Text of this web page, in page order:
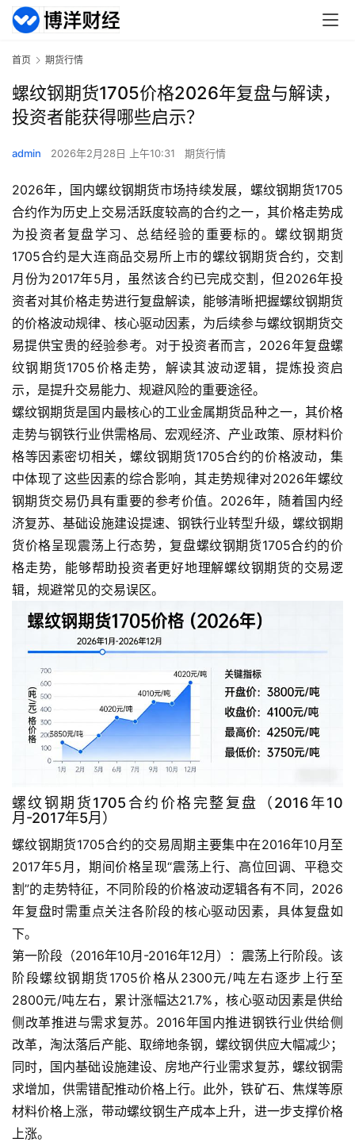
首页 期货行情
螺纹钢期货1705价格2026年复盘与解读，
投资者能获得哪些启示？
admin 2026年2月28日 上午10:31 期货行情
2026年，国内螺纹钢期货市场持续发展，螺纹钢期货1705
合约作为历史上交易活跃度较高的合约之一，其价格走势成
为投资者复盘学习、总结经验的重要标的。螺纹钢期货
1705合约是大连商品交易所上市的螺纹钢期货合约，交割
月份为2017年5月，虽然该合约已完成交割，但2026年投
资者对其价格走势进行复盘解读，能够清晰把握螺纹钢期货
的价格波动规律、核心驱动因素，为后续参与螺纹钢期货交
易提供宝贵的经验参考。对于投资者而言，2026年复盘螺
纹钢期货1705价格走势，解读其波动逻辑，提炼投资启
示，是提升交易能力、规避风险的重要途径。
螺纹钢期货是国内最核心的工业金属期货品种之一，其价格
走势与钢铁行业供需格局、宏观经济、产业政策、原材料价
格等因素密切相关，螺纹钢期货1705合约的价格波动，集
中体现了这些因素的综合影响，其走势规律对2026年螺纹
钢期货交易仍具有重要的参考价值。2026年，随着国内经
济复苏、基础设施建设提速、钢铁行业转型升级，螺纹钢期
货价格呈现震荡上行态势，复盘螺纹钢期货1705合约的价
格走势，能够帮助投资者更好地理解螺纹钢期货的交易逻
辑，规避常见的交易误区。
螺纹钢期货1705合约价格完整复盘（2016年10
月-2017年5月）
螺纹钢期货1705合约的交易周期主要集中在2016年10月至
2017年5月，期间价格呈现“震荡上行、高位回调、平稳交
割”的走势特征，不同阶段的价格波动逻辑各有不同，2026
年复盘时需重点关注各阶段的核心驱动因素，具体复盘如
下。
第一阶段（2016年10月-2016年12月）：震荡上行阶段。该
阶段螺纹钢期货1705价格从2300元/吨左右逐步上行至
2800元/吨左右，累计涨幅达21.7%，核心驱动因素是供给
侧改革推进与需求复苏。2016年国内推进钢铁行业供给侧
改革，淘汰落后产能、取缔地条钢，螺纹钢供应大幅减少；
同时，国内基础设施建设、房地产行业需求复苏，螺纹钢需
求增加，供需错配推动价格上行。此外，铁矿石、焦煤等原
材料价格上涨，带动螺纹钢生产成本上升，进一步支撑价格
上涨。